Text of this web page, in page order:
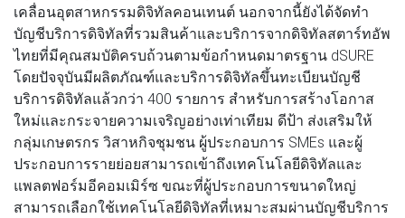
เคลื่อนอุตสาหกรรมดิจิทัลคอนเทนต์ นอกจากนี้ยังได้จัดทำ
บัญชีบริการดิจิทัลที่รวมสินค้าและบริการจากดิจิทัลสตาร์ทอัพ
ไทยที่มีคุณสมบัติครบถ้วนตามข้อกำหนดมาตรฐาน dSURE
โดยปัจจุบันมีผลิตภัณฑ์และบริการดิจิทัลขึ้นทะเบียนบัญชี
บริการดิจิทัลแล้วกว่า 400 รายการ สำหรับการสร้างโอกาส
ใหม่และกระจายความเจริญอย่างเท่าเทียม ดีป้า ส่งเสริมให้
กลุ่มเกษตรกร วิสาหกิจชุมชน ผู้ประกอบการ SMEs และผู้
ประกอบการรายย่อยสามารถเข้าถึงเทคโนโลยีดิจิทัลและ
แพลตฟอร์มอีคอมเมิร์ซ ขณะที่ผู้ประกอบการขนาดใหญ่
สามารถเลือกใช้เทคโนโลยีดิจิทัลที่เหมาะสมผ่านบัญชีบริการ